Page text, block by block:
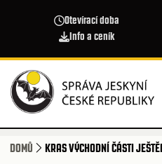
Otevírací doba
Info a ceník
DOMŮ KRAS VÝCHODNÍ ČÁSTI